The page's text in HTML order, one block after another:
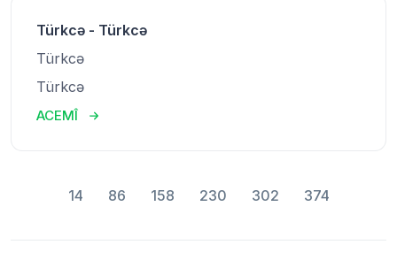
Türkcə - Türkcə
Türkcə
Türkcə
ACEMÎ
14 86 158 230 302 374